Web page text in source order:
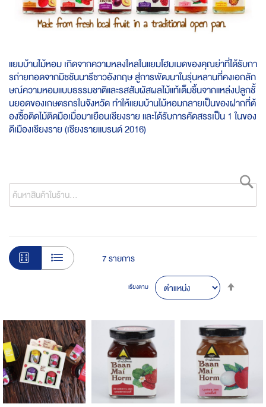
แยมบ้านไม้หอม เกิดจากความหลงใหลในแยมโฮมเมดของคุณย่าที่ได้รับกา
รถ่ายทอดจากมิชชันนารีชาวอังกฤษ สู่การพัฒนาในรุ่นหลานที่คงเอกลัก
ษณ์ความหอมแบบธรรมชาติและรสสัมผัสผลไม้แท้เต็มชิ้นจากแหล่งปลูกชั้
นยอดของเกษตรกรในจังหวัด ทำให้แยมบ้านไม้หอมกลายเป็นของฝากที่ต้
องซื้อติดไม้ติดมือเมื่อมาเยือนเชียงราย และได้รับการคัดสรรเป็น 1 ในของ
ดีเมืองเชียงราย (เชียงรายแบรนด์ 2016)
7รายการ
เรียงตาม